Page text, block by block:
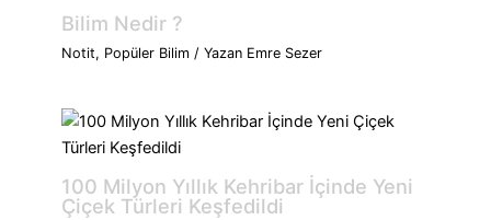
Bilim Nedir ?
Notit, Popüler Bilim / Yazan Emre Sezer
100 Milyon Yıllık Kehribar İçinde Yeni
Çiçek Türleri Keşfedildi